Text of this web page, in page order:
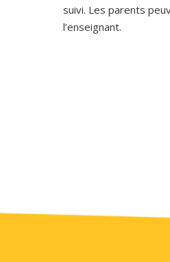
suivi. Les parents
l’enseignant.